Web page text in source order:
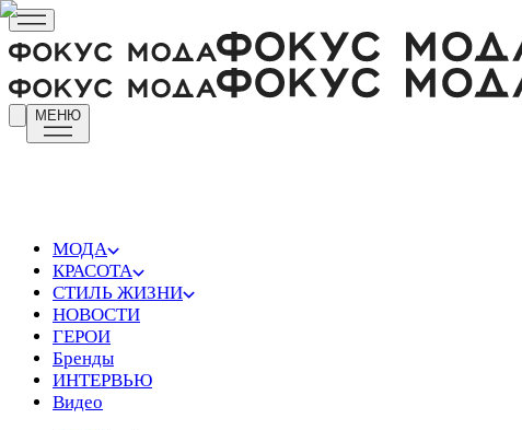
МЕНЮ
МОДА
КРАСОТА
СТИЛЬ ЖИЗНИ
НОВОСТИ
ГЕРОИ
Бренды
ИНТЕРВЬЮ
Видео